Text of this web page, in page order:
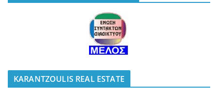
KARANTZOULIS REAL ESTATE